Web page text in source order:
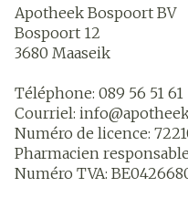
Apotheek Bospoort BV
Bospoort 12
3680 Maaseik
Téléphone: 089 56 51 61
Courriel: info@
Numéro de licence:
Pharmacien
Numéro TVA: